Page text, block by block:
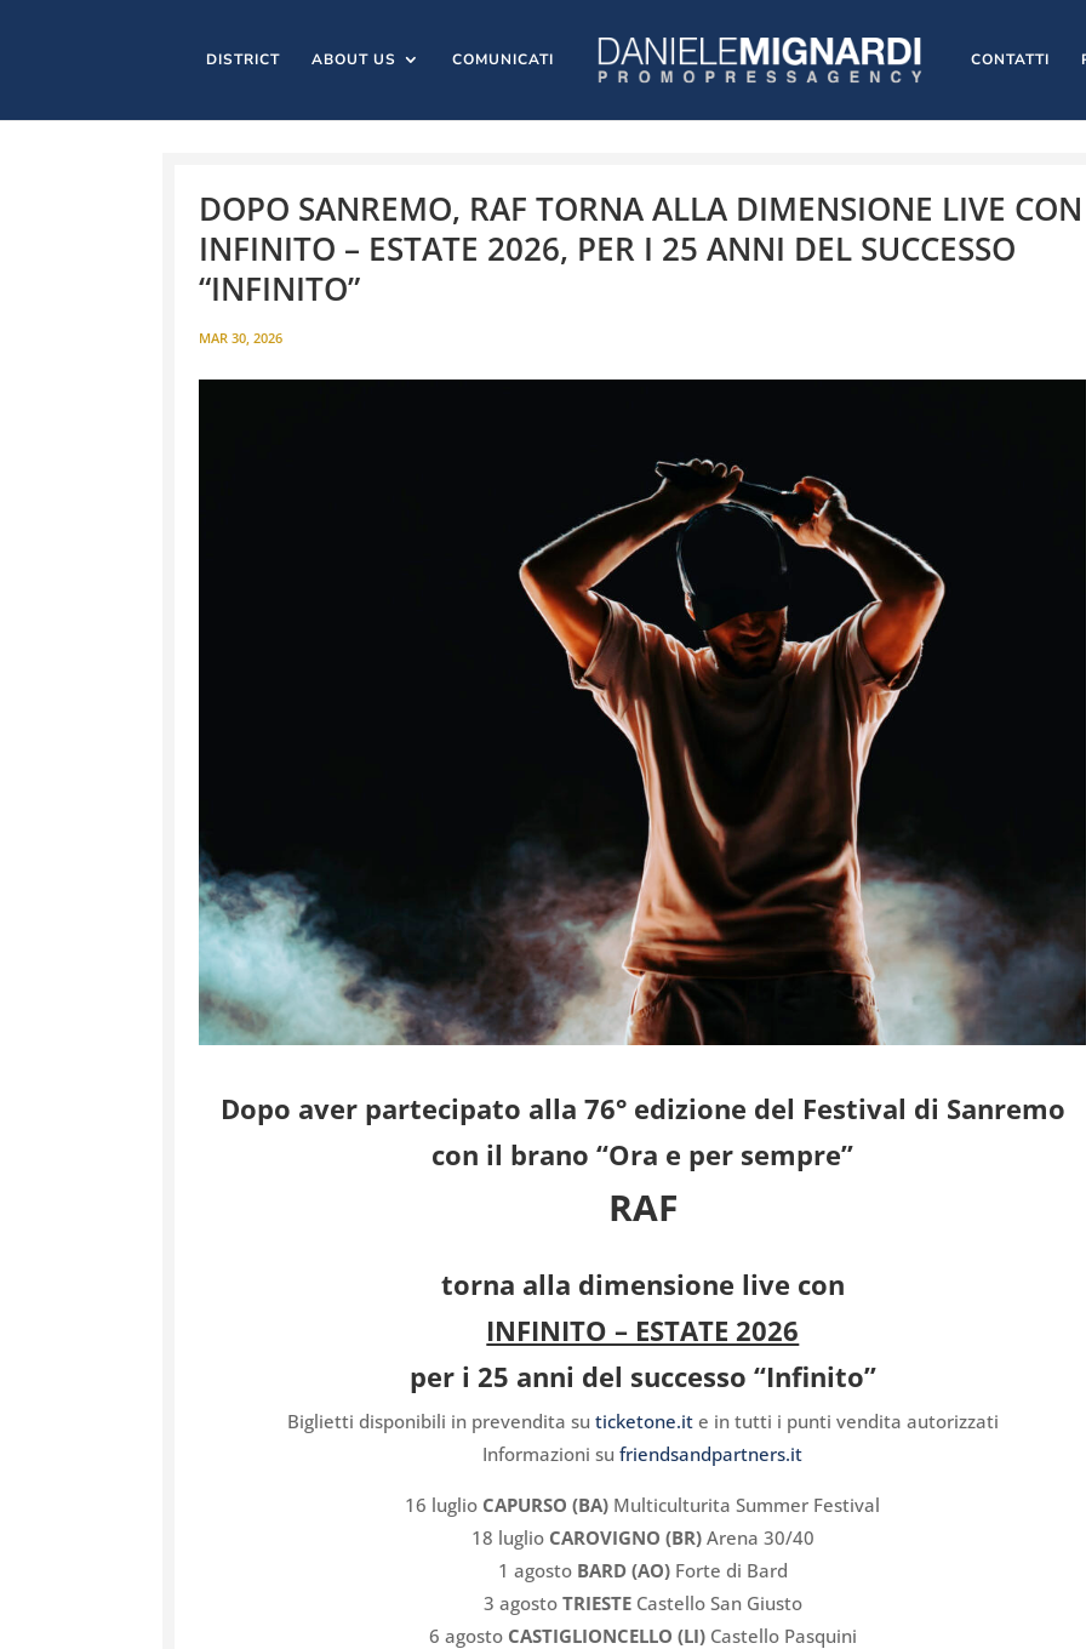
DISTRICT ABOUT US COMUNICATI CONTATTI
DOPO SANREMO, RAF TORNA ALLA DIMENSIONE LIVE CON
INFINITO – ESTATE 2026, PER I 25 ANNI DEL SUCCESSO
“INFINITO”
MAR 30, 2026
Dopo aver partecipato alla 76° edizione del Festival di Sanremo
con il brano “Ora e per sempre”
RAF
torna alla dimensione live con
INFINITO – ESTATE 2026
per i 25 anni del successo “Infinito”
Biglietti disponibili in prevendita su ticketone.ite in tutti i punti vendita autorizzati
Informazioni sufriendsandpartners.it
16 luglio CAPURSO (BA) Multiculturita Summer Festival
18 luglioCAROVIGNO (BR) Arena 30/40
1 agostoBARD (AO) Forte di Bard
3 agostoTRIESTE Castello San Giusto
6 agostoCASTIGLIONCELLO (LI) Castello Pasquini